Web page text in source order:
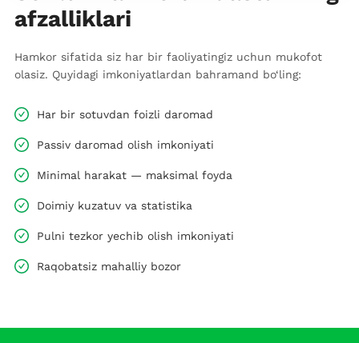
afzalliklari
Hamkor sifatida siz har bir faoliyatingiz uchun mukofot
olasiz. Quyidagi imkoniyatlardan bahramand bo‘ling:
Har bir sotuvdan foizli daromad
Passiv daromad olish imkoniyati
Minimal harakat — maksimal foyda
Doimiy kuzatuv va statistika
Pulni tezkor yechib olish imkoniyati
Raqobatsiz mahalliy bozor